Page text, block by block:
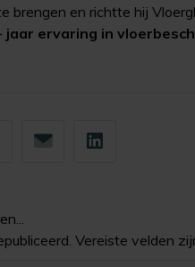
brengen en richtte hij
jaar ervaring in
Vereiste velden